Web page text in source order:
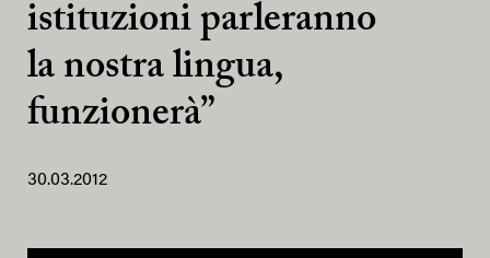
istituzioni parleranno
la nostra lingua,
funzionerà”
30.03.2012